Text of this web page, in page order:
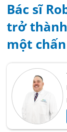
Bác sĩ
trở
một